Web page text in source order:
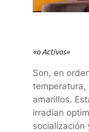
«o Activos»
Son, en
temperatura,
amarillos.
irradian
socialización